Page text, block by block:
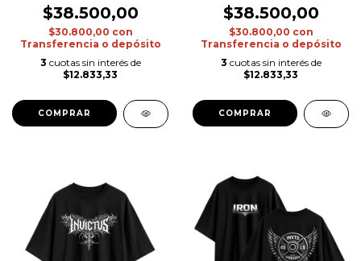
$38.500,00
$30.800,00 con
Transferencia o depósito
3 cuotas sin interés de
$12.833,33
COMPRAR
$38.500,00
$30.800,00 con
Transferencia o depósito
3 cuotas sin interés de
$12.833,33
COMPRAR